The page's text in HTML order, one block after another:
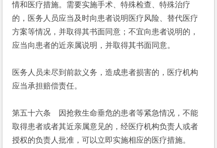
情和医疗措施。需要实施手术、特殊检查、特殊治疗
的，医务人员应当及时向患者说明医疗风险、替代医疗
方案等情况，并取得其书面同意；不宜向患者说明的，
应当向患者的近亲属说明，并取得其书面同意。
医务人员未尽到前款义务，造成患者损害的，医疗机构
应当承担赔偿责任。
第五十六条　因抢救生命垂危的患者等紧急情况，不能
取得患者或者其近亲属意见的，经医疗机构负责人或者
授权的负责人批准，可以立即实施相应的医疗措施。